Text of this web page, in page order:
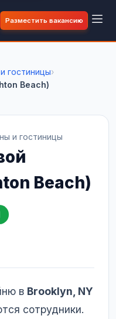
Разместить вакансию
гостиницы›
Beach)
и гостиницы
Beach)
в Brooklyn, NY
сотрудники.